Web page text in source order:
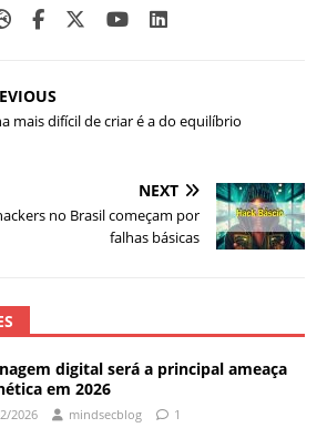
mais difícil de criar é a do equilíbrio
NEXT
no Brasil começam por
falhas básicas
digital será a principal ameaça
em 2026
2026 mindsecblog 1